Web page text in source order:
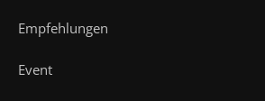
Empfehlungen
Event